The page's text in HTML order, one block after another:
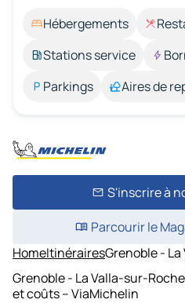
Hébergements
Stations service
Parkings
Aires de
S'inscrire à
Parcourir le
HomeItinérairesGrenoble -
Grenoble - La Valla-sur-
et coûts – ViaMichelin